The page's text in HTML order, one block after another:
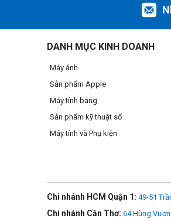
DANH MỤC KINH DOANH
Máy ảnh
Sản phẩm Apple
Máy tính bảng
Sản phẩm kỹ thuật số
Máy tính và Phụ kiện
Chi nhánh HCM Quận 1: 49-51
Chi nhánh Cần Thơ: 64 Hùng